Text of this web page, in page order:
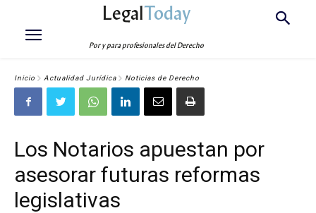
LegalToday
Por y para profesionales del Derecho
Inicio Actualidad Jurídica Noticias de Derecho
Los Notarios apuestan por
asesorar futuras reformas
legislativas